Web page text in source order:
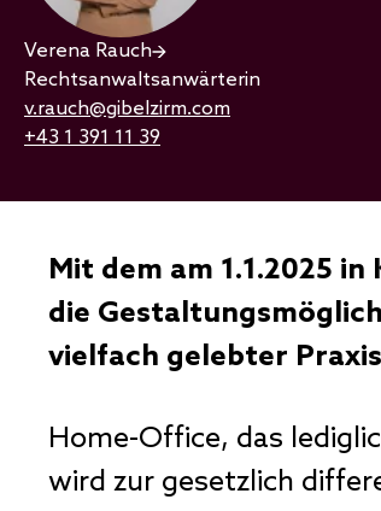
Verena Rauch
Rechtsanwaltsanwärterin
v.rauch@gibelzirm.com
+43 1 391 11 39
Mit dem am 1.1.2025
die
vielfach gelebter
Home-Office, das
wird zur gesetzlich